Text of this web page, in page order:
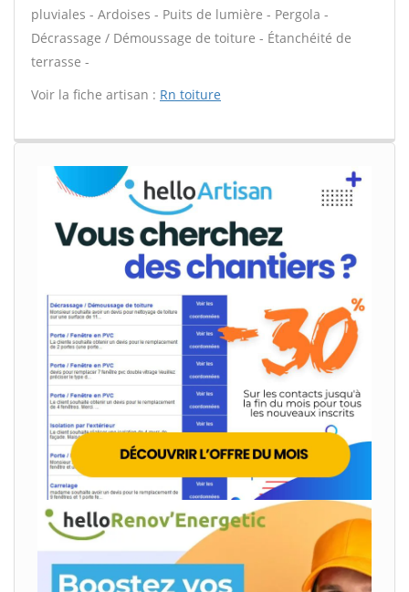
pluviales - Ardoises - Puits de lumière - Pergola -
Décrassage / Démoussage de toiture - Étanchéité de
terrasse -
Voir la fiche artisan : Rn toiture